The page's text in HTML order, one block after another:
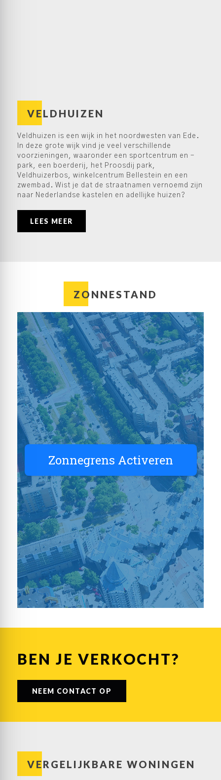
VELDHUIZEN
Veldhuizen is een wijk in het noordwesten van Ede.
In deze grote wijk vind je veel verschillende
voorzieningen, waaronder een sportcentrum en -
park, een boerderij, het Proosdij park,
Veldhuizerbos, winkelcentrum Bellestein en een
zwembad. Wist je dat de straatnamen vernoemd zijn
naar Nederlandse kastelen en adellijke huizen?
LEES MEER
ZONNESTAND
BEN JE VERKOCHT?
NEEM CONTACT OP
VERGELIJKBARE WONINGEN